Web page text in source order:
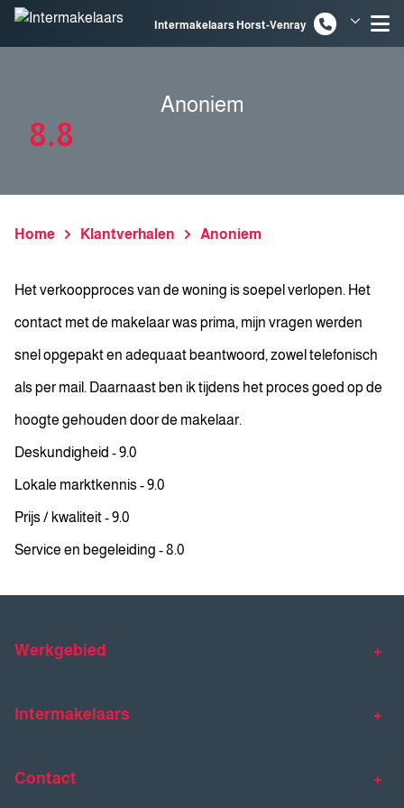
Spring naar inhoud
Intermakelaars Horst-Venray
Anoniem
8.8
Home Klantverhalen Anoniem
Het verkoopproces van de woning is soepel verlopen. Het
contact met de makelaar was prima, mijn vragen werden
snel opgepakt en adequaat beantwoord, zowel telefonisch
als per mail. Daarnaast ben ik tijdens het proces goed op de
hoogte gehouden door de makelaar.
Deskundigheid - 9.0
Lokale marktkennis - 9.0
Prijs / kwaliteit - 9.0
Service en begeleiding - 8.0
Werkgebied
Intermakelaars
Contact